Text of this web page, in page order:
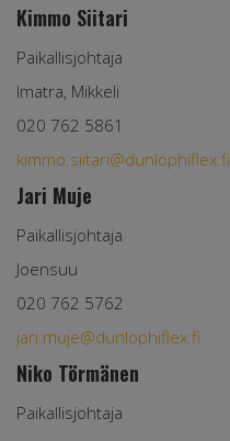
Kimmo Siitari
Paikallisjohtaja
Imatra, Mikkeli
020 762 5861
kimmo.siitari@dunlophiflex.fi
Jari Muje
Paikallisjohtaja
Joensuu
020 762 5762
jari.muje@dunlophiflex.fi
Niko Törmänen
Paikallisjohtaja